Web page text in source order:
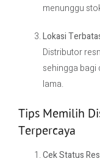
menunggu
Lokasi
Distributor
sehingga bagi
lama.
Tips Memilih
Terpercaya
Cek Status